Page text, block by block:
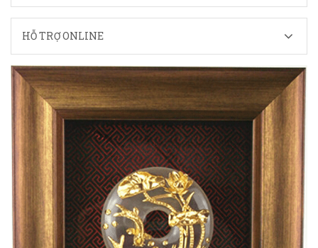
HỖ TRỢ ONLINE